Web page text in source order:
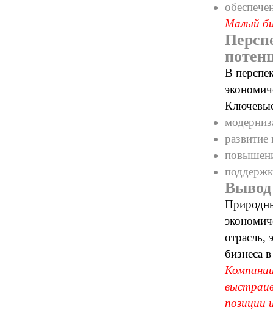
Малый
В
Вывод
отрасль,
бизнеса
позиции